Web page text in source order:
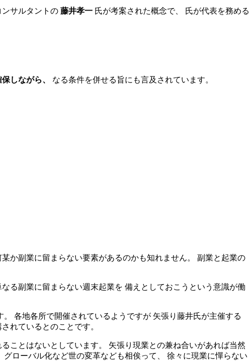
サルタントの 藤井孝一 氏が考案された概念で、 氏が代表を務める
しながら、 なる条件を併せる旨にも言及されています。
か副業に留まらない要素があるのかも知れません。 副業と起業の
る副業に留まらない週末起業を 備えとしておこうという意識が働
。 各地各所で開催されているようですが 矢張り藤井氏が主催する
れているとのことです。
ことはないとしています。 矢張り現業との兼ね合いがあれば当然
ローバル化など世の変革なども相俟って、 徐々に現業に憚らない